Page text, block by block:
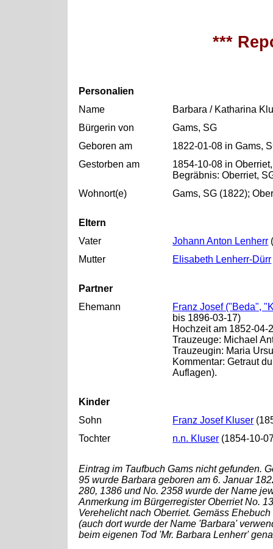
***
Personalien
Name
Barbara / Katharina
Bürgerin von
Gams, SG
Geboren am
1822-01-08 in Gams,
Gestorben am
1854-10-08 in
Begräbnis: Oberriet,
Wohnort(e)
Gams, SG (1822);
Eltern
Vater
Johann Anton Lenherr
Mutter
Elisabeth Lenherr-Dürr
Partner
Ehemann
Franz Josef ("Beda",
bis 1896-03-17)
Hochzeit am 1852-04-
Trauzeuge: Michael
Trauzeugin: Maria
Kommentar: Getraut
Auflagen).
Kinder
Sohn
Franz Josef Kluser
Tochter
n.n. Kluser (1854-10-
Eintrag im Taufbuch Gams nicht gefunden.
95 wurde Barbara geboren am 6. Januar
280, 1386 und No. 2358 wurde der Name
Anmerkung im Bürgerregister Oberriet No.
Verehelicht nach Oberriet. Gemäss
(auch dort wurde der Name 'Barbara'
beim eigenen Tod 'Mr. Barbara Lenherr'